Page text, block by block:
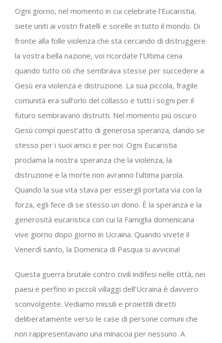
Ogni giorno, nel momento in cui celebrate l’Eucaristia,
siete uniti ai vostri fratelli e sorelle in tutto il mondo. Di
fronte alla folle violenza che sta cercando di distruggere
la vostra bella nazione, voi ricordate l’Ultima cena
quando tutto ciò che sembrava stesse per succedere a
Gesù era violenza e distruzione. La sua piccola, fragile
comunità era sull’orlo del collasso e tutti i sogni per il
futuro sembravano distrutti. Nel momento più oscuro
Gesù compì quest’atto di generosa speranza, dando se
stesso per i suoi amici e per noi. Ogni Eucaristia
proclama la nostra speranza che la violenza, la
distruzione e la morte non avranno l’ultima parola.
Quando la sua vita stava per essergli portata via con la
forza, egli fece di se stesso un dono. È la speranza e la
generosità eucaristica con cui la Famiglia domenicana
vive giorno dopo giorno in Ucraina. Quando vivete il
Venerdì santo, la Domenica di Pasqua si avvicina!
Questa guerra brutale contro civili indifesi nelle città, nei
paesi e perfino in piccoli villaggi dell’Ucraina è davvero
sconvolgente. Vediamo missili e proiettili diretti
deliberatamente verso le case di persone comuni che
non rappresentavano una minaccia per nessuno. A